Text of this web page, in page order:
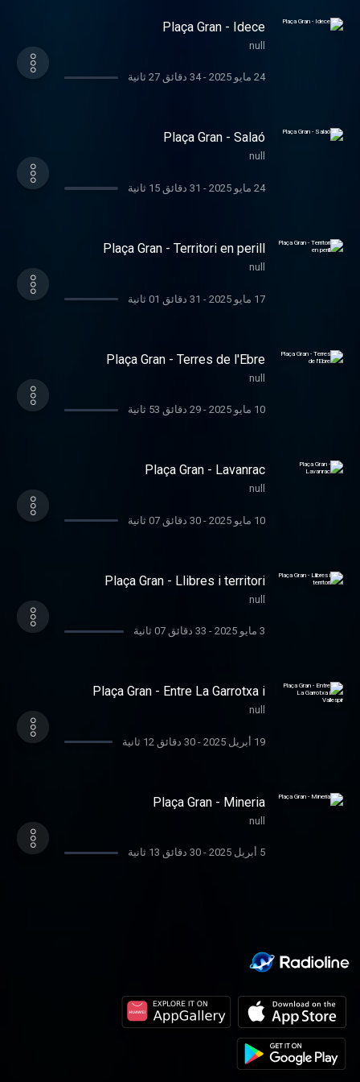
Plaça Gran - Idece
null
24 مايو 2025 - 34 دقائق 27 ثانية
Plaça Gran - Salaó
null
24 مايو 2025 - 31 دقائق 15 ثانية
Plaça Gran - Territori en perill
null
17 مايو 2025 - 31 دقائق 01 ثانية
Plaça Gran - Terres de l'Ebre
null
10 مايو 2025 - 29 دقائق 53 ثانية
Plaça Gran - Lavanrac
null
10 مايو 2025 - 30 دقائق 07 ثانية
Plaça Gran - Llibres i territori
null
3 مايو 2025 - 33 دقائق 07 ثانية
Plaça Gran - Entre La Garrotxa i
Vallespir
null
19 أبريل 2025 - 30 دقائق 12 ثانية
Plaça Gran - Mineria
null
5 أبريل 2025 - 30 دقائق 13 ثانية